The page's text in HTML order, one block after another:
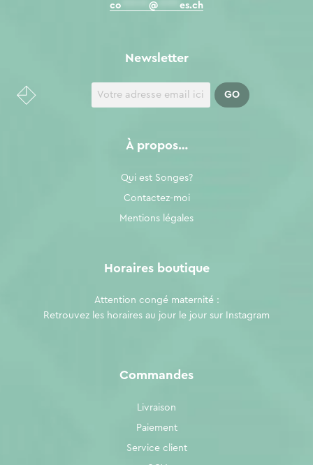
co
@ es.ch
Commandes
Livraison
Paiement
Service client
À propos…
Qui est Songes?
Contactez-moi
Mentions légales
Newsletter
Horaires boutique
Attention congé maternité :
Retrouvez les horaires au jour le jour sur
Instagram